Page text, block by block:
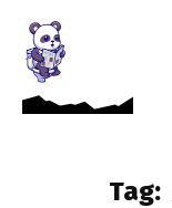
Tag: